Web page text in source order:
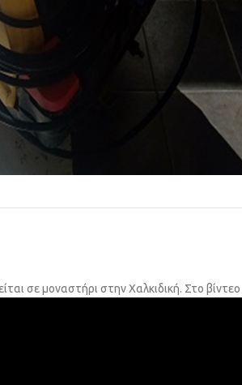
σε μοναστήρι στην Χαλκιδική. Στο